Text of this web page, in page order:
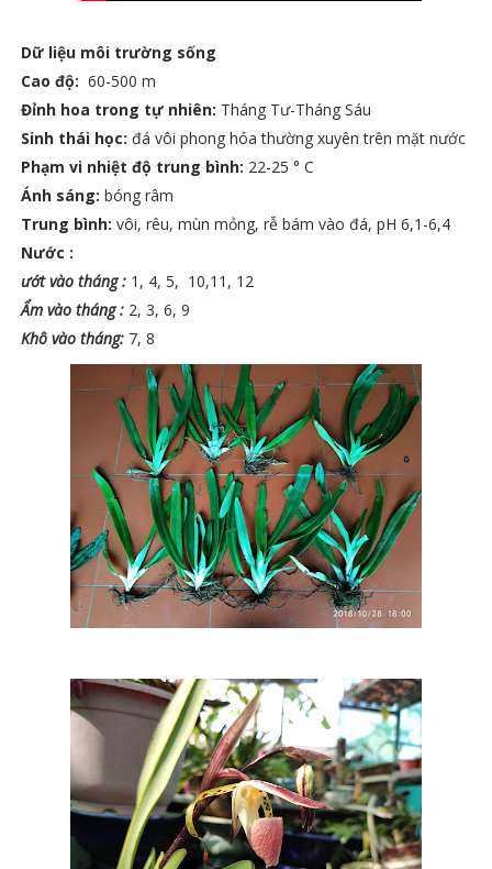
Dữ liệu môi trường sống
Cao độ: 60-500 m
Đỉnh hoa trong tự nhiên: Tháng Tư-Tháng Sáu
Sinh thái học: đá vôi phong hóa thường xuyên trên mặt nước
Phạm vi nhiệt độ trung bình: 22-25 ° C
Ánh sáng: bóng râm
Trung bình: vôi, rêu, mùn mỏng, rễ bám vào đá, pH 6,1-6,4
Nước :
ướt vào tháng : 1, 4, 5, 10,11, 12
Ẩm vào tháng : 2, 3, 6, 9
Khô vào tháng: 7, 8